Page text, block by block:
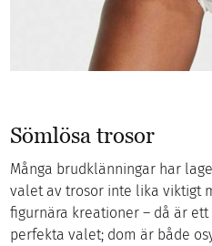
Sömlösa trosor
Många brudklänningar har
valet av trosor inte lika viktigt
figurnära kreationer – då är
perfekta valet; dom är både